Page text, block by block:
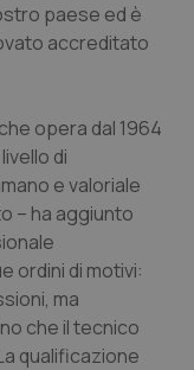
Ulcerosa
paese ed è
accreditato
opera dal 1964
di
e valoriale
– ha aggiunto
ordini di motivi:
ma
che il tecnico
qualificazione